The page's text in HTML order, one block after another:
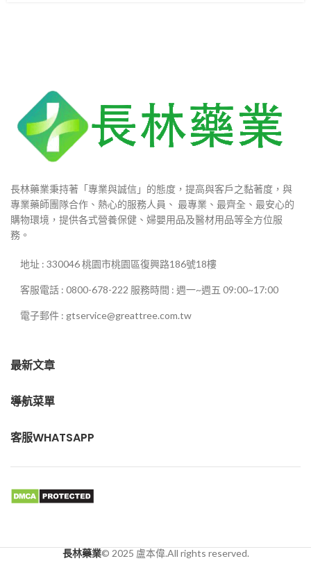
長林藥業秉持著「專業與誠信」的態度，提高與客戶之黏著度，與
專業藥師團隊合作、熱心的服務人員、 最專業、最齊全、最安心的
購物環境，提供各式營養保健、婦嬰用品及醫材用品等全方位服
務。
地址 : 330046 桃園市桃園區復興路186號18樓
客服電話 : 0800-678-222 服務時間 : 週一~週五 09:00~17:00
電子郵件 : gtservice@greattree.com.tw
最新文章
導航菜單
客服WHATSAPP
長林藥業© 2025 盧本偉.All rights reserved.